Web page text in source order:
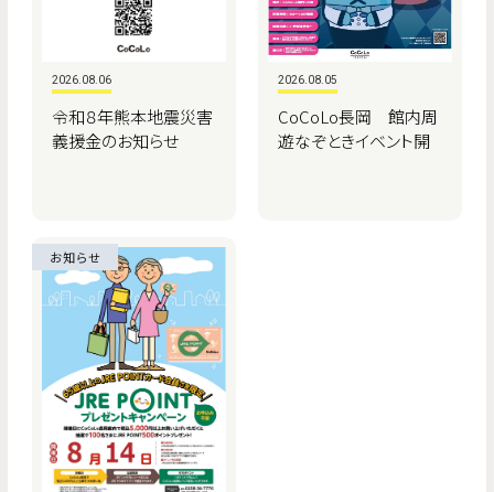
2026.08.06
令和８年熊本地震災害
義援金のお知らせ
2026.08.05
CoCoLo長岡 館内周
遊なぞときイベント開
お知らせ